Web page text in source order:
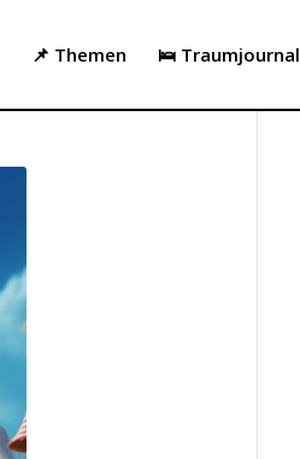
📌 Themen 🛌 Traumjournal